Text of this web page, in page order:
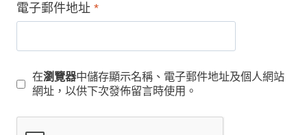
電子郵件地址 *
在瀏覽器中儲存顯示名稱、電子郵件地址及個人網站
網址，以供下次發佈留言時使用。